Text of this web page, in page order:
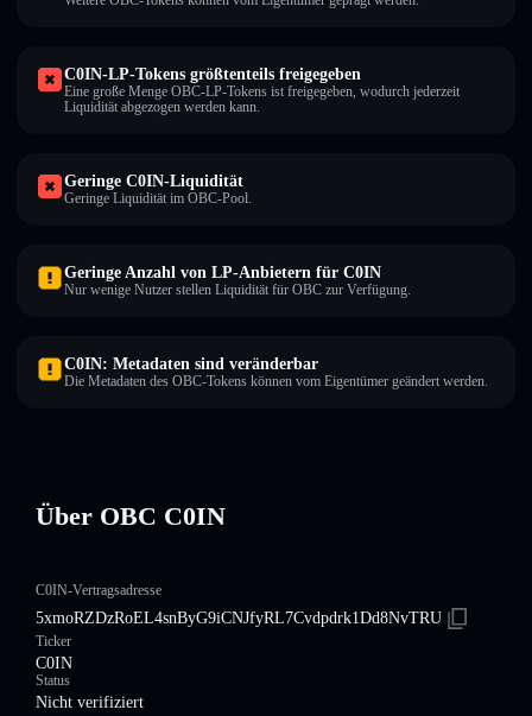
C0IN-LP-Tokens größtenteils freigegeben
Eine große Menge OBC-LP-Tokens ist freigegeben, wodurch jederzeit
Liquidität abgezogen werden kann.
Geringe C0IN-Liquidität
Geringe Liquidität im OBC-Pool.
Geringe Anzahl von LP-Anbietern für C0IN
Nur wenige Nutzer stellen Liquidität für OBC zur Verfügung.
C0IN: Metadaten sind veränderbar
Die Metadaten des OBC-Tokens können vom Eigentümer geändert werden.
Über OBC C0IN
C0IN-Vertragsadresse
5xmoRZDzRoEL4snByG9iCNJfyRL7Cvdpdrk1Dd8NvTRU
Ticker
C0IN
Status
Nicht verifiziert